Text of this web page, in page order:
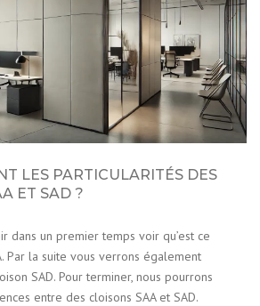
LES PARTICULARITÉS DES
ET SAD ?
dans un premier temps voir qu’est ce
Par la suite vous verrons également
SAD. Pour terminer, nous pourrons
entre des cloisons SAA et SAD.